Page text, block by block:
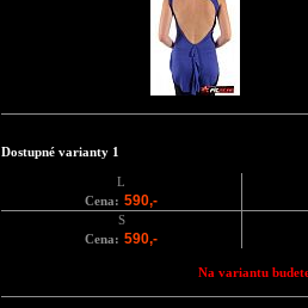
Dostupné varianty 1
L
Cena: 590,-
S
Cena: 590,-
Na variantu